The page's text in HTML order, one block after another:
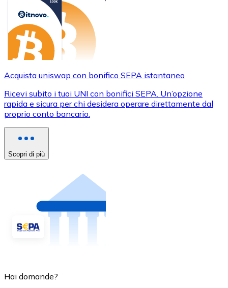
Acquista uniswap con bonifico SEPA istantaneo
Ricevi subito i tuoi UNI con bonifici SEPA. Un’opzione
rapida e sicura per chi desidera operare direttamente dal
proprio conto bancario.
Scopri di più
Hai domande?